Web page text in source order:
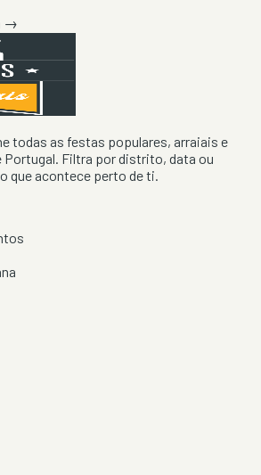
→
todas as festas populares, arraiais e
Filtra por distrito, data ou
que acontece perto de ti.